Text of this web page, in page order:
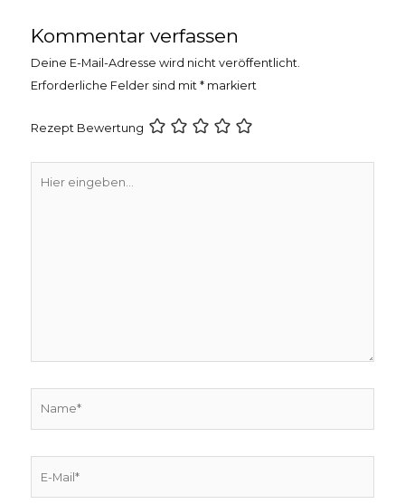
Kommentar verfassen
Deine E-Mail-Adresse wird nicht veröffentlicht.
Erforderliche Felder sind mit* markiert
Rezept Bewertung